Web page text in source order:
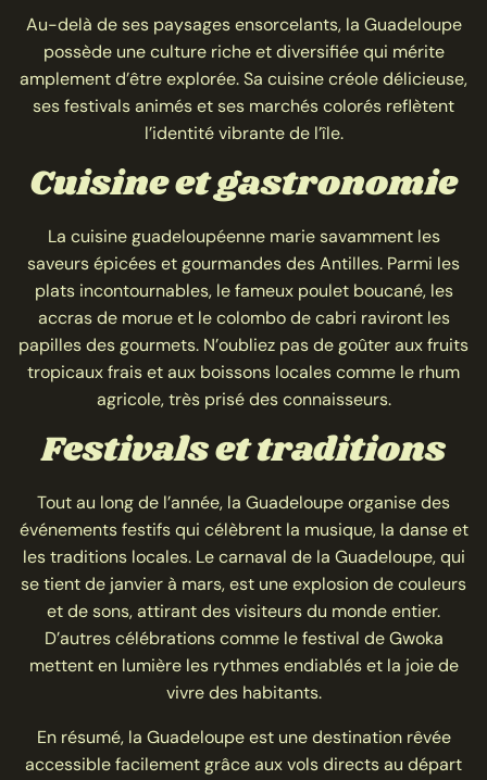
Au-delà de ses paysages ensorcelants, la Guadeloupe
possède une culture riche et diversifiée qui mérite
amplement d’être explorée. Sa cuisine créole délicieuse,
ses festivals animés et ses marchés colorés reflètent
l’identité vibrante de l’île.
Cuisine et gastronomie
La cuisine guadeloupéenne marie savamment les
saveurs épicées et gourmandes des Antilles. Parmi les
plats incontournables, le fameux poulet boucané, les
accras de morue et le colombo de cabri raviront les
papilles des gourmets. N’oubliez pas de goûter aux fruits
tropicaux frais et aux boissons locales comme le rhum
agricole, très prisé des connaisseurs.
Festivals et traditions
Tout au long de l’année, la Guadeloupe organise des
événements festifs qui célèbrent la musique, la danse et
les traditions locales. Le carnaval de la Guadeloupe, qui
se tient de janvier à mars, est une explosion de couleurs
et de sons, attirant des visiteurs du monde entier.
D’autres célébrations comme le festival de Gwoka
mettent en lumière les rythmes endiablés et la joie de
vivre des habitants.
En résumé, la Guadeloupe est une destination rêvée
accessible facilement grâce aux vols directs au départ